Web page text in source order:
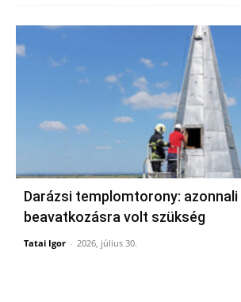
Darázsi templomtorony: azonnali
beavatkozásra volt szükség
Tatai Igor - 2026, július 30.